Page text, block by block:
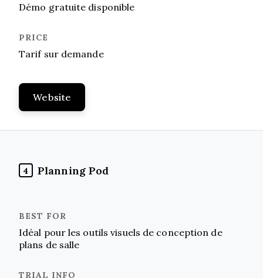
Démo gratuite disponible
Tarif sur demande
Website
4 Planning Pod
Idéal pour les outils visuels de conception de
plans de salle